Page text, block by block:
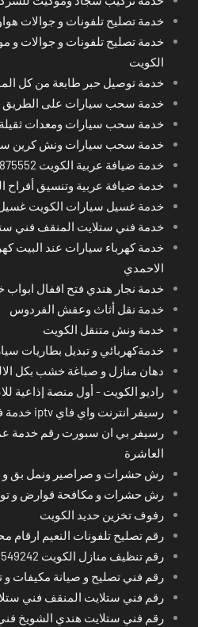
خدمة تصليح تلفونات و جوالات
خدمة تصليح تلفونات و جوالات و
الكويت
خدمة توصيل حبر طابعة من كل
خدمة سحب سيارات على
خدمة سحب سيارات ومعدات
خدمة سحب سيارات ونش كرين
خدمة ضيافة عربية الكويت 66875552 خدمة فورية
خدمة ضيافة عربية وتنسيق أفراح
خدمة غسيل سيارات الكويت
خدمة فني ستلايت المنقف فني
خدمة كهرباء سيارات عند البيت
الاحمدي
خدمة نجار هندي فتح اقفال
خدمة نقل أثاث وعفش الفردوس
خدمة ونش متنقل الكويت
خدمةكهربائي و تبديل بطاريات
دهان منازل و صباغة خشب بكل
راديو الكويت - أول منصة إذاعية
رسيفر انترنت واي فاي iptv خدمة فني ستلايت المنقف
رسيفر بي ان سبورت رقم خدمة
العاشرة
رش حشرات و صراصير ونمل بق و
رش حشرات و مكافحة قوارض و
رفوف تخزين حديد الكويت
رقم تصليح تلفونات النعيم ارقام
رقم تنظيف منازل الكويت 55549242
رقم فني تصليح و صيانة مكيفات
رقم فني ستلايت المنقف فني
رقم فني ستلايت هندي الشويخ